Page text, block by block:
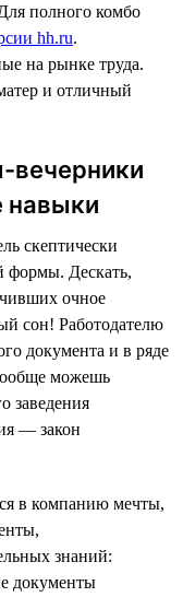
полного комбо
hh.ru.
на рынке труда.
и отличный
вечерники
навыки
скептически
формы. Дескать,
очное
сон! Работодателю
документа и в ряде
можешь
заведения
— закон
в компанию мечты,
знаний:
документы